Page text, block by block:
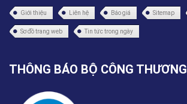
Giới thiệu Liên hệ Báo giá Sitemap
Sơ đồ trang web Tin tức trong ngày
THÔNG BÁO BỘ CÔNG THƯƠNG